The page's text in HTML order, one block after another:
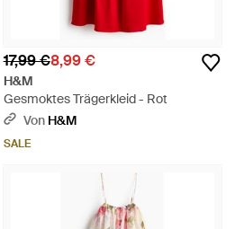
17,99 €8,99 €
H&M
Gesmoktes Trägerkleid - Rot
Von H&M
SALE